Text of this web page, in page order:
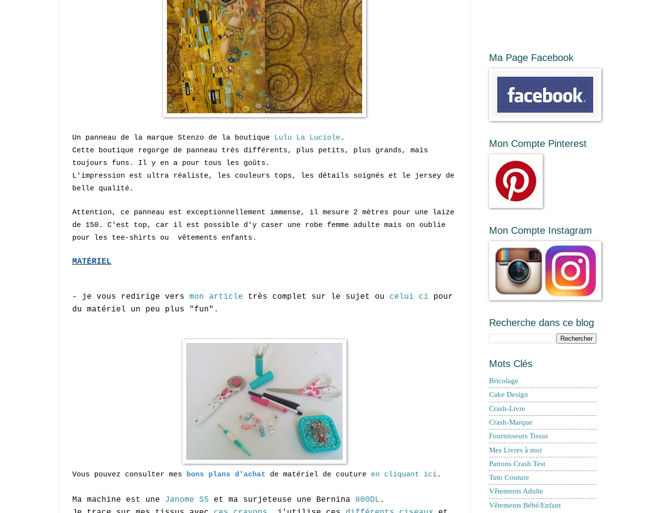
Un panneau de la marque Stenzo de la boutique Lulu La Luciole .
Cette boutique regorge de panneau très différents, plus petits, plus grands, mais
toujours funs. Il y en a pour tous les goûts.
L'impression est ultra réaliste, les couleurs tops, les détails soignés et le jersey de
belle qualité.
Attention, ce panneau est exceptionnellement immense, il mesure 2 mètres pour une laize
de 150. C'est top, car il est possible d'y caser une robe femme adulte mais on oublie
pour les tee-shirts ou vêtements enfants.
MATÉRIEL
- je vous redirige vers mon article très complet sur le sujet ou celui ci pour
du matériel un peu plus "fun".
Vous pouvez consulter mes bons plans d'achat de matériel de couture en cliquant ici.
Ma machine est une Janome S5 et ma surjeteuse une Bernina 800DL .
Ma Page Facebook
Mon Compte Pinterest
Mon Compte Instagram
Recherche dans ce blog
Mots Clés
Bricolage
Cake Design
Crash-Livre
Crash-Marque
Fournisseurs Tissus
Mes Livres à moi
Patrons Crash Test
Tuto Couture
Vêtements Adulte
Vêtements Bébé/Enfant